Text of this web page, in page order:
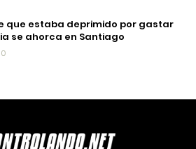
que estaba deprimido por gastar
se ahorca en Santiago